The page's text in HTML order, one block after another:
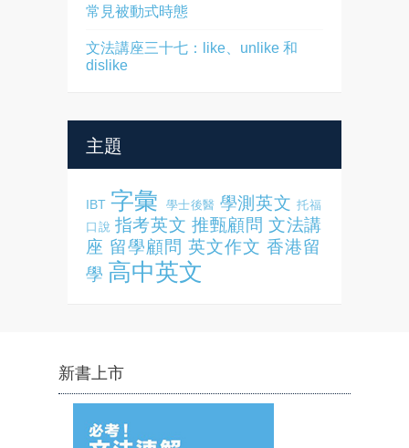
常見被動式時態
文法講座三十七：like、unlike 和
dislike
主題
IBT 字彙 學士後醫 學測英文 托福
口說 指考英文 推甄顧問 文法講
座 留學顧問 英文作文 香港留
學 高中英文
新書上市